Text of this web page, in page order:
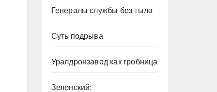
Генералы службы без тыла
Суть подрыва
Уралдронзавод как гробница
Зеленский: